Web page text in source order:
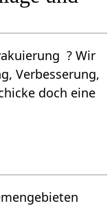
? Wir
Verbesserung,
doch eine